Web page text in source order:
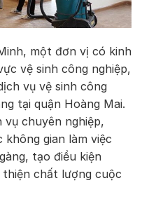
một đơn vị có kinh
vệ sinh công nghiệp,
vụ vệ sinh công
tại quận Hoàng Mai.
vụ chuyên nghiệp,
gian làm việc
tạo điều kiện
chất lượng cuộc